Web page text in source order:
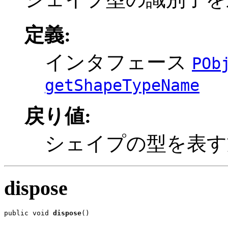
定義:
インタフェース
getShapeTypeName
戻り値:
シェイプの型を表
dispose
public void dispose()